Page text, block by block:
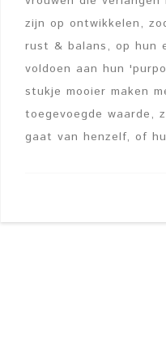
zijn op ontwikkelen,
rust & balans, op hun
voldoen aan hun
stukje mooier maken
toegevoegde waarde,
gaat van henzelf, of